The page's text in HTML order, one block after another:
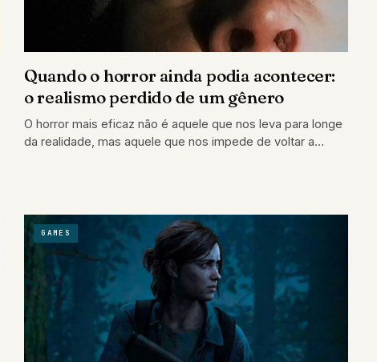
Quando o horror ainda podia acontecer:
o realismo perdido de um gênero
O horror mais eficaz não é aquele que nos leva para longe
da realidade, mas aquele que nos impede de voltar a…
GAMES